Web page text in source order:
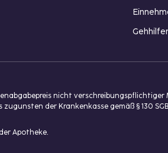
nicht
der Krankenkasse gemäß § 130
Apotheke.